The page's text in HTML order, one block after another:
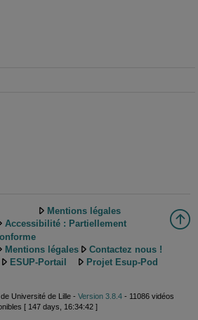
Mentions légales
Accessibilité : Partiellement
Mentions légales
Contactez nous !
ESUP-Portail
Projet Esup-Pod
Université de Lille - Version 3.8.4- 11086 vidéos
[ 147 days, 16:34:42 ]